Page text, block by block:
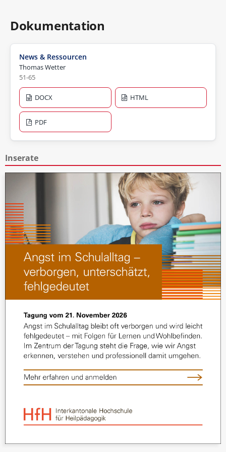
Dokumentation
News & Ressourcen
Thomas Wetter
51-65
DOCX HTML
PDF
Inserate